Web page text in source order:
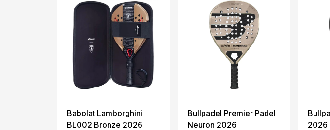
Babolat Lamborghini
BL002 Bronze 2026
Bullpadel Premier Padel
Neuron 2026
2026